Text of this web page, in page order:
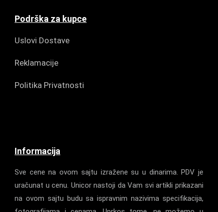
Podrška za kupce
Uslovi Dostave
Reklamacije
Politika Privatnosti
Informacija
Sve cene na ovom sajtu izražene su u dinarima. PDV je
uračunat u cenu. Unicor nastoji da Vam svi artikli prikazani
na ovom sajtu budu sa ispravnim nazivima specifikacija,